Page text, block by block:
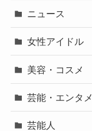
ニュース
女性アイドル
美容・コスメ
芸能・エンタメ
芸能人